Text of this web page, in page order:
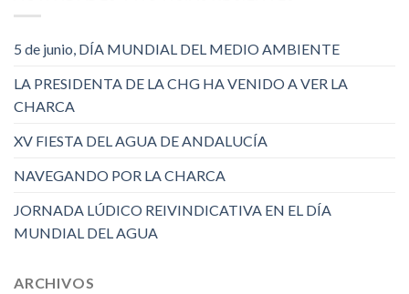
5 de junio, DÍA MUNDIAL DEL MEDIO AMBIENTE
LA PRESIDENTA DE LA CHG HA VENIDO A VER LA
CHARCA
XV FIESTA DEL AGUA DE ANDALUCÍA
NAVEGANDO POR LA CHARCA
JORNADA LÚDICO REIVINDICATIVA EN EL DÍA
MUNDIAL DEL AGUA
ARCHIVOS